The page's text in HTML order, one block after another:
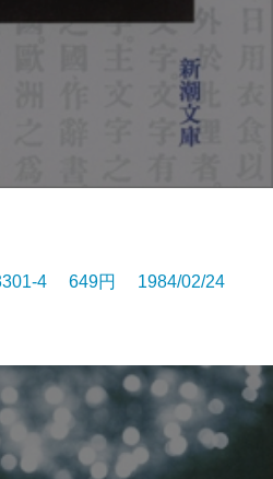
4 649円 1984/02/24